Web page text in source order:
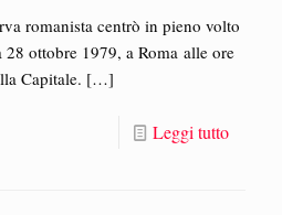
romanista centrò in pieno volto
ottobre 1979, a Roma alle ore
Capitale. […]
Leggi tutto